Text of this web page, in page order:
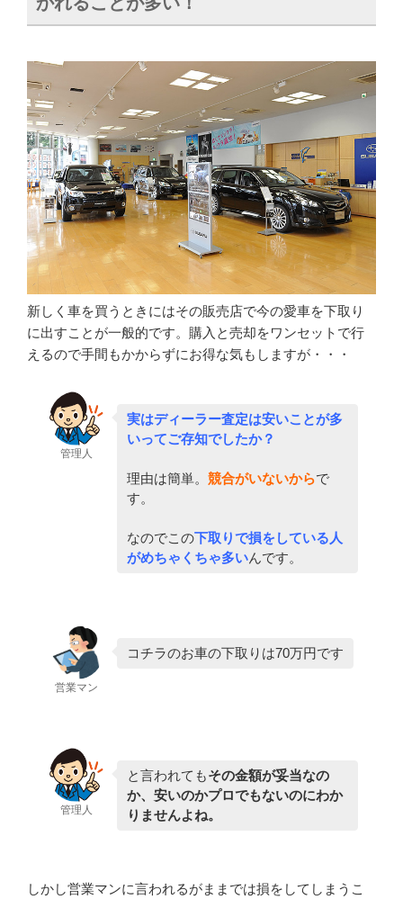
新しく車を買うときにはその販売店で今の愛車を下取り
に出すことが一般的です。購入と売却をワンセットで行
えるので手間もかからずにお得な気もしますが・・・
管理人
実はディーラー査定は安いことが多
いってご存知でしたか？
理由は簡単。 競合がいないからで
す。
なのでこの下取りで損をしている人
がめちゃくちゃ多いんです。
営業マン
コチラのお車の下取りは70万円です
管理人
と言われてもその金額が妥当なの
か、安いのかプロでもないのにわか
りませんよね。
しかし営業マンに言われるがままでは損をしてしまうこ